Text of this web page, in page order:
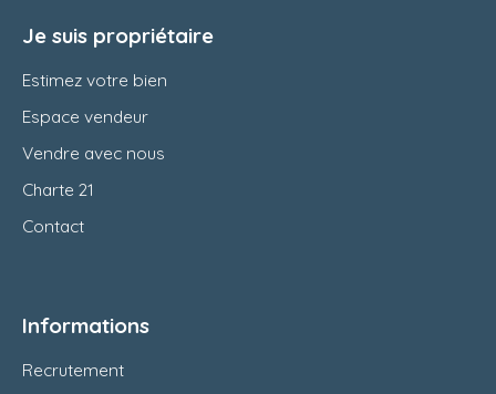
Je suis propriétaire
Estimez votre bien
Espace vendeur
Vendre avec nous
Charte 21
Contact
Informations
Recrutement